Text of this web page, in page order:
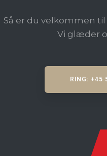
Så er du velkommen
​Vi glæder
RING: +45